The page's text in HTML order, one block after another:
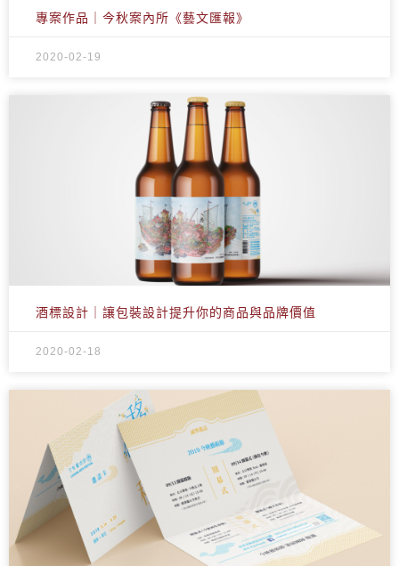
專案作品｜今秋案內所《藝文匯報》
2020-02-19
酒標設計｜讓包裝設計提升你的商品與品牌價值
2020-02-18